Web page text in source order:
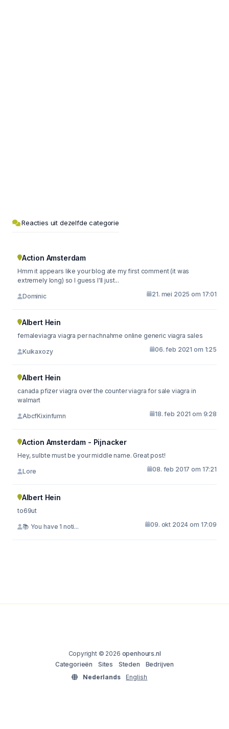
Reacties uit dezelfde categorie
Action Amsterdam
Hmm it appears like your blog ate my first comment (it was
extremely long) so I guess I'll just...
Dominic 21. mei 2025 om 17:01
Albert Hein
femaleviagra viagra per nachnahme online generic viagra sales
Kuikaxozy 06. feb 2021 om 1:25
Albert Hein
canada pfizer viagra over the counter viagra for sale viagra in
walmart
AbcfKixinfumn 18. feb 2021 om 9:28
Action Amsterdam - Pijnacker
Hey, sulbte must be your middle name. Great post!
Lore 08. feb 2017 om 17:21
Albert Hein
to69ut
📚 You have 1 noti... 09. okt 2024 om 17:09
Copyright © 2026 openhours.nl
Categorieën
Sites Steden
Bedrijven
Nederlands
English